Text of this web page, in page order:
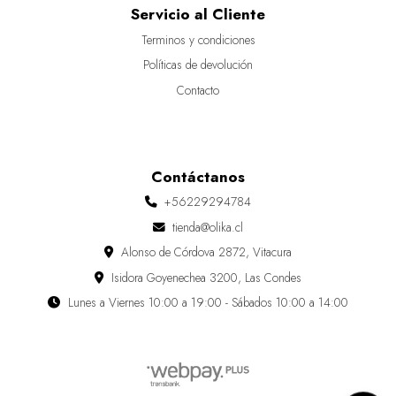
Servicio al Cliente
Terminos y condiciones
Políticas de devolución
Contacto
Contáctanos
+56229294784
tienda@olika.cl
Alonso de Córdova 2872, Vitacura
Isidora Goyenechea 3200, Las Condes
Lunes a Viernes 10:00 a 19:00 - Sábados 10:00 a 14:00